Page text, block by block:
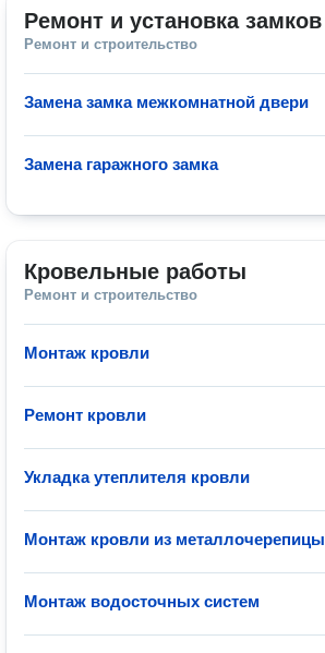
Ремонт и установка замков
Ремонт и строительство
Замена замка межкомнатной двери
Замена гаражного замка
Кровельные работы
Ремонт и строительство
Монтаж кровли
Ремонт кровли
Укладка утеплителя кровли
Монтаж кровли из металлочерепицы
Монтаж водосточных систем